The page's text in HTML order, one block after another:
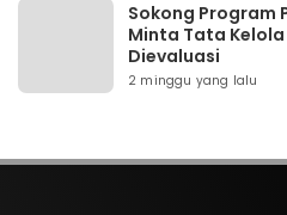
Sokong Program
Minta Tata Kelola
Dievaluasi
2 minggu yang lalu